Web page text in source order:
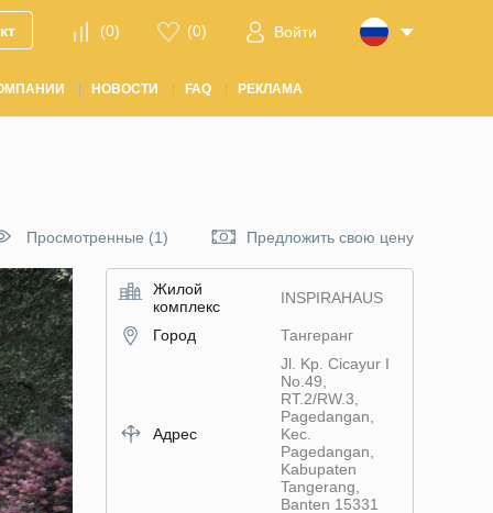
(0) (0) Войти
НОВОСТИ FAQ РЕКЛАМА
Просмотренные (1) Предложить свою цену
Жилой
комплекс
INSPIRAHAUS
Город Тангеранг
Адрес
Jl. Kp. Cicayur I
No.49,
RT.2/RW.3,
Pagedangan,
Kec.
Pagedangan,
Kabupaten
Tangerang,
Banten 15331